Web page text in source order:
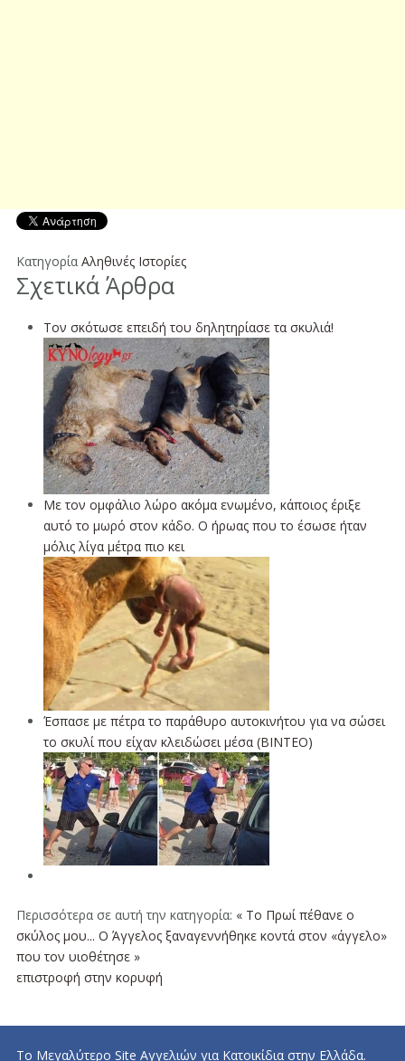
Κατηγορία Αληθινές Ιστορίες
Σχετικά Άρθρα
Τον σκότωσε επειδή του δηλητηρίασε τα σκυλιά!
Με τον ομφάλιο λώρο ακόμα ενωμένο, κάποιος έριξε
αυτό το μωρό στον κάδο. Ο ήρωας που το έσωσε ήταν
μόλις λίγα μέτρα πιο κει
Έσπασε με πέτρα το παράθυρο αυτοκινήτου για να σώσει
το σκυλί που είχαν κλειδώσει μέσα (ΒΙΝΤΕΟ)
Περισσότερα σε αυτή την κατηγορία: « Το Πρωί πέθανε ο
σκύλος μου... Ο Άγγελος ξαναγεννήθηκε κοντά στον «άγγελο»
που τον υιοθέτησε »
επιστροφή στην κορυφή
Το Μεγαλύτερο Site Αγγελιών για Κατοικίδια στην Ελλάδα.